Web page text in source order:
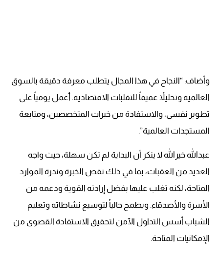
وأضاف: “النجاح في هذا المجال يتطلب معرفة دقيقة بالسوق
العالمية وتحليلاً عميقاً للتقلبات الاقتصادية. أعمل يومياً على
تطوير نفسي، والاستفادة من خبرات المتخصصين، ومتابعة
المستجدات العالمية”.
عبدالله خيرالله لا ينكر أن البداية لم تكن سهلة، حيث واجه
العديد من العقبات، بما في ذلك نقص الخبرة وندرة الموارد
المتاحة، لكنه تغلب عليها بفضل إرادته القوية ودعمه من
الأسرة والأصدقاء. ويطمح حالياً لتوسيع نشاطاته وتعليم
الشباب أسس التداول الآمن لتحقيق الاستفادة القصوى من
الإمكانيات المتاحة.